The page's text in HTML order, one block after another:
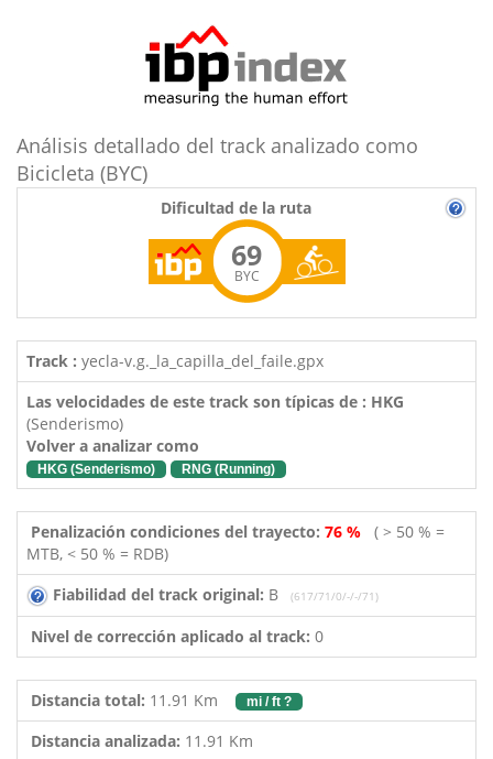
Análisis detallado del track analizado como
Bicicleta (BYC)
Dificultad de la ruta
69
BYC
Track : yecla-v.g._la_capilla_del_faile.gpx
Las velocidades de este track son típicas de : HKG
(Senderismo)
Volver a analizar como
HKG (Senderismo) RNG (Running)
Penalización condiciones del trayecto: 76 % ( > 50 % =
MTB, < 50 % = RDB)
Fiabilidad del track original: B (617/71/0/-/-/71)
Nivel de corrección aplicado al track: 0
Distancia total: 11.91 Km mi / ft ?
Distancia analizada: 11.91 Km